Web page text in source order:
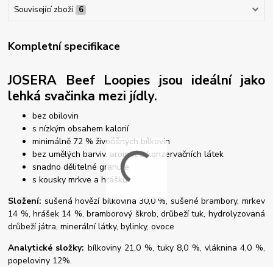
Související zboží 6
Kompletní specifikace
JOSERA Beef Loopies jsou ideální jako
lehká svačinka mezi jídly.
bez obilovin
s nízkým obsahem kalorií
minimálně 72 % živočišných bílkovin
bez umělých barviv, aromat a konzervačních látek
snadno dělitelné granule
s kousky mrkve a hrášku
Složení: sušená hovězí bílkovina 30,0 %, sušené brambory, mrkev
14 %, hrášek 14 %, bramborový škrob, drůbeží tuk, hydrolyzovaná
drůbeží játra, minerální látky, bylinky, ovoce
Analytické složky: bílkoviny 21,0 %, tuky 8,0 %, vláknina 4,0 %,
popeloviny 12%.